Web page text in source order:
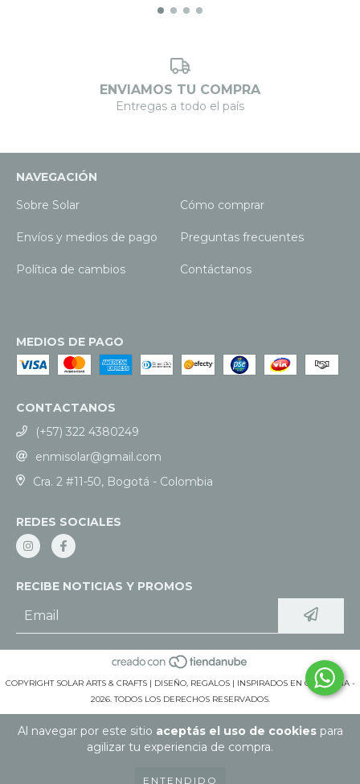
Al navegar por este sitio aceptás el uso de cookiespara
agilizar tu experiencia de compra.
ENTENDIDO
ENVIAMOS TU COMPRA
Entregas a todo el país
NAVEGACIÓN
Sobre Solar
Cómo comprar
Envíos y medios de pago Preguntas frecuentes
Política de cambios Contáctanos
MEDIOS DE PAGO
CONTACTANOS
(+57) 322 4380249
enmisolar@gmail.com
Cra. 2 #11-50, Bogotá - Colombia
REDES SOCIALES
RECIBE NOTICIAS Y PROMOS
COPYRIGHT SOLAR ARTS & CRAFTS | DISEÑO, REGALOS | INSPIRADOS EN COLOMBIA -
2026. TODOS LOS DERECHOS RESERVADOS.